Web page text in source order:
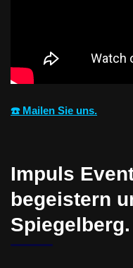
☎️ Mailen Sie uns.
Impuls
begeistern
Spiegelberg.